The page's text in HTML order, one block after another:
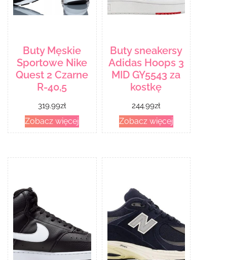
Buty Męskie
Sportowe Nike
Quest 2 Czarne
R-40,5
319.99zł
Zobacz więcej
Buty sneakersy
Adidas Hoops 3
MID GY5543 za
kostkę
244.99zł
Zobacz więcej